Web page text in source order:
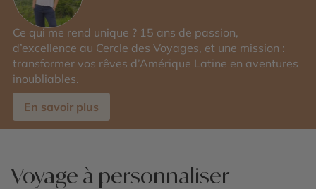
Ce qui me rend unique ? 15 ans de passion,
d’excellence au Cercle des Voyages, et une mission :
transformer vos rêves d’Amérique Latine en aventures
inoubliables.
En savoir plus
Voyage à personnaliser